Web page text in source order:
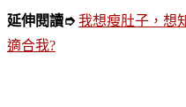
延伸閱讀➮ 我想瘦肚子，想
適合我?